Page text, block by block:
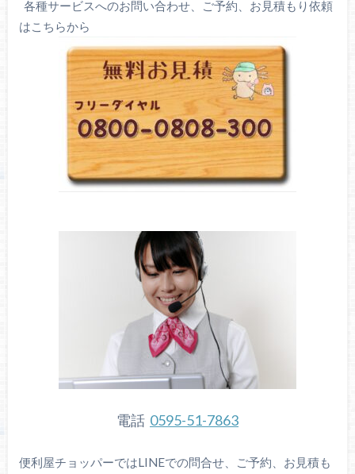
各種サービスへのお問い合わせ、ご予約、お見積もり依頼
はこちらから
電話 0595-51-7863
便利屋チョッパーではLINEでの問合せ、ご予約、お見積も